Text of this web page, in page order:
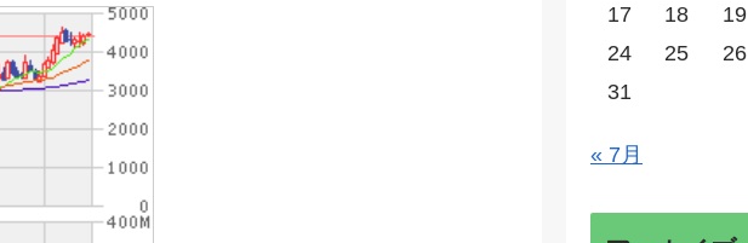
17
18 19
24
25 26
31
« 7月